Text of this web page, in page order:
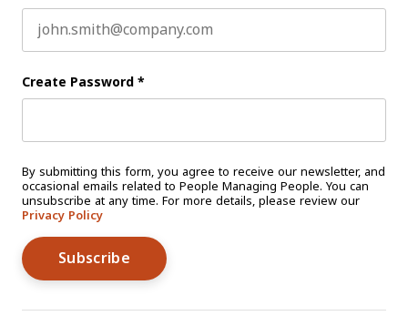
Create Password *
By submitting this form, you agree to receive our newsletter, and
occasional emails related to People Managing People. You can
unsubscribe at any time. For more details, please review our
Privacy Policy